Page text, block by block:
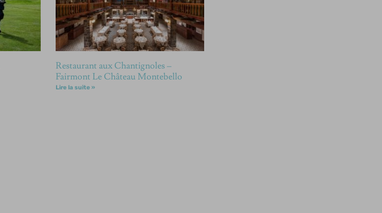
Restaurant aux Chantignoles –
Fairmont Le Château Montebello
Lire la suite »